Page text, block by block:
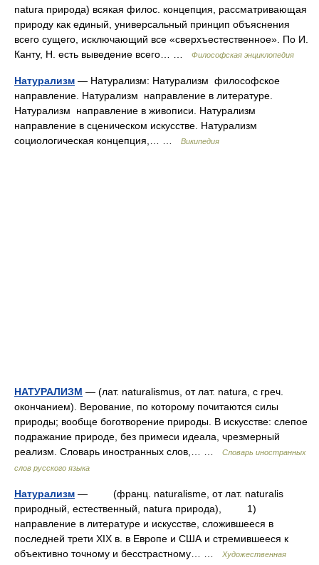
natura природа) всякая филос. концепция, рассматривающая
природу как единый, универсальный принцип объяснения
всего сущего, исключающий все «сверхъестественное». По И.
Канту, Н. есть выведение всего… …
Философская энциклопедия
Натурализм — Натурализм: Натурализм философское
направление. Натурализм направление в литературе.
Натурализм направление в живописи. Натурализм
направление в сценическом искусстве. Натурализм
социологическая концепция,… …
Википедия
НАТУРАЛИЗМ — (лат. naturalismus, от лат. natura, с греч.
окончанием). Верование, по которому почитаются силы
природы; вообще боготворение природы. В искусстве: слепое
подражание природе, без примеси идеала, чрезмерный
реализм. Словарь иностранных слов,… …
Словарь иностранных
слов русского языка
Натурализм — (франц. naturalisme, от лат. naturalis
природный, естественный, natura природа), 1)
направление в литературе и искусстве, сложившееся в
последней трети XIX в. в Европе и США и стремившееся к
объективно точному и бесстрастному… …
Художественная